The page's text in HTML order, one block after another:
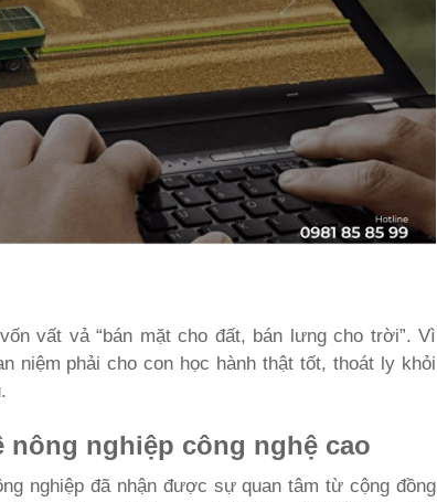
vất vả “bán mặt cho đất, bán lưng cho trời”. Vì
niệm phải cho con học hành thật tốt, thoát ly khỏi
nông nghiệp công nghệ cao
nghiệp đã nhận được sự quan tâm từ cộng đồng